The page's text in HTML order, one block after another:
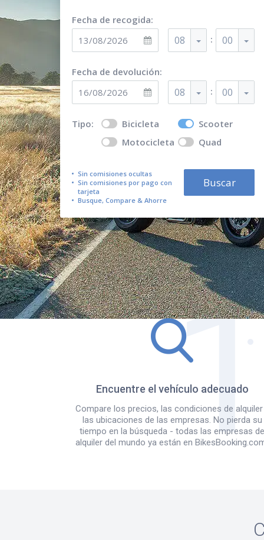
Fecha de recogida:
08 : 00
Fecha de devolución:
08 : 00
Tipo: Bicicleta
Scooter
Motocicleta
Quad
Sin comisiones ocultas
Sin comisiones por pago con
tarjeta
Busque, Compare & Ahorre
Buscar
Encuentre el vehículo adecuado
Compare los precios, las condiciones de alquiler
las ubicaciones de las empresas. No pierda su
tiempo en la búsqueda - todas las empresas de
alquiler del mundo ya están en